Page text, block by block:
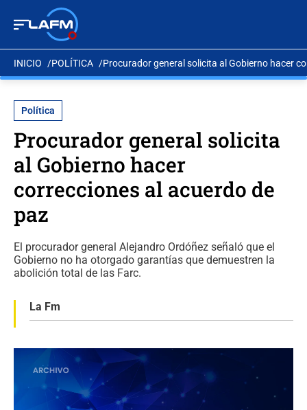
INICIO POLÍTICA Procurador general solicita al Gobierno hacer
Política
Procurador general solicita
al Gobierno hacer
correcciones al acuerdo de
paz
El procurador general Alejandro Ordóñez señaló que el
Gobierno no ha otorgado garantías que demuestren la
abolición total de las Farc.
La Fm